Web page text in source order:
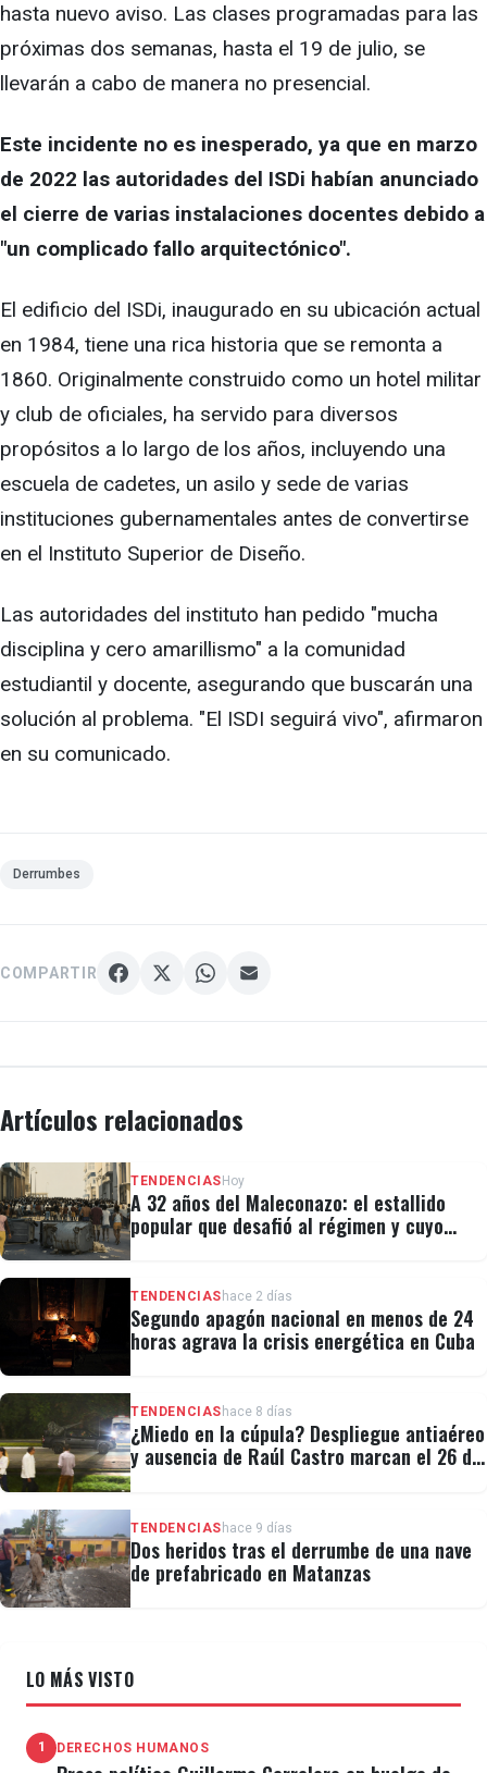
hasta nuevo aviso. Las clases programadas para las
próximas dos semanas, hasta el 19 de julio, se
llevarán a cabo de manera no presencial.
Este incidente no es inesperado, ya que en marzo
de 2022 las autoridades del ISDi habían anunciado
el cierre de varias instalaciones docentes debido a
"un complicado fallo arquitectónico".
El edificio del ISDi, inaugurado en su ubicación actual
en 1984, tiene una rica historia que se remonta a
1860. Originalmente construido como un hotel militar
y club de oficiales, ha servido para diversos
propósitos a lo largo de los años, incluyendo una
escuela de cadetes, un asilo y sede de varias
instituciones gubernamentales antes de convertirse
en el Instituto Superior de Diseño.
Las autoridades del instituto han pedido "mucha
disciplina y cero amarillismo" a la comunidad
estudiantil y docente, asegurando que buscarán una
solución al problema. "El ISDI seguirá vivo", afirmaron
en su comunicado.
Derrumbes
COMPARTIR
Artículos relacionados
TENDENCIAS Hoy
A 32 años del Maleconazo: el estallido
popular que desafió al régimen y cuyo
TENDENCIAS hace 2 días
Segundo apagón nacional en menos de 24
horas agrava la crisis energética en Cuba
TENDENCIAS hace 8 días
¿Miedo en la cúpula? Despliegue antiaéreo
y ausencia de Raúl Castro marcan el 26 de
TENDENCIAS hace 9 días
Dos heridos tras el derrumbe de una nave
de prefabricado en Matanzas
LO MÁS VISTO
1 DERECHOS HUMANOS